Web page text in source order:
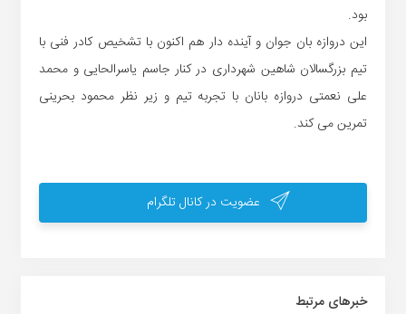
بود.
این دروازه بان جوان و آینده دار هم اکنون با تشخیص کادر فنی با
تیم بزرگسالان شاهین شهرداری در کنار جاسم یاسرالحایی و محمد
علی نعمتی دروازه بانان با تجربه تیم و زیر نظر محمود بحرینی
تمرین می کند.
عضویت در کانال تلگرام
خبر‌های مرتبط